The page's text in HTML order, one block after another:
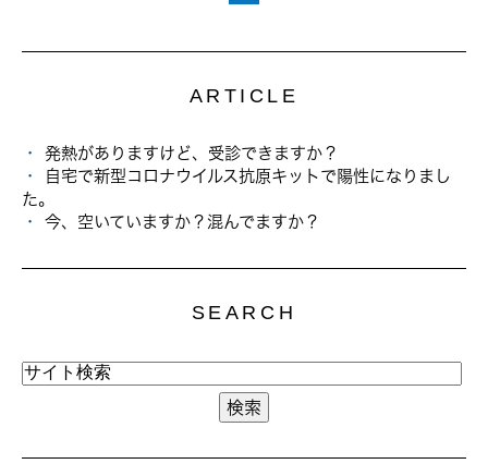
ARTICLE
発熱がありますけど、受診できますか？
自宅で新型コロナウイルス抗原キットで陽性になりまし
た。
今、空いていますか？混んでますか？
SEARCH